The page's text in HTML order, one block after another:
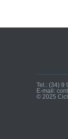
Tel.: (34) 9
E-mail:
© 2025